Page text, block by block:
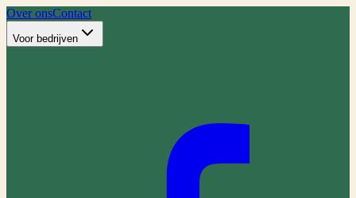
Over onsContact
Voor bedrijven